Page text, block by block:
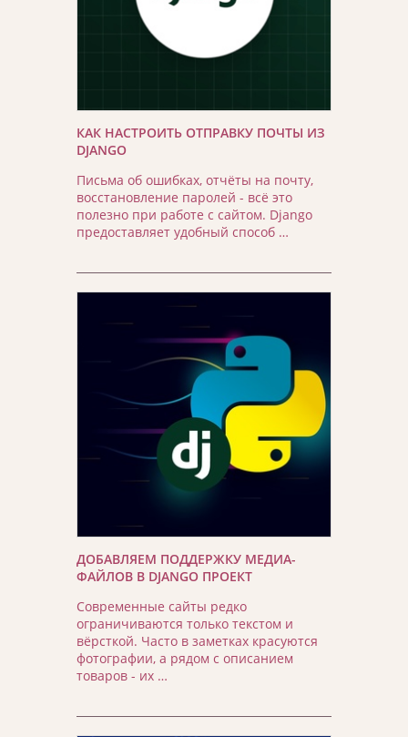
КАК НАСТРОИТЬ ОТПРАВКУ ПОЧТЫ ИЗ
DJANGO
Письма об ошибках, отчёты на почту,
восстановление паролей - всё это
полезно при работе с сайтом. Django
предоставляет удобный способ …
ДОБАВЛЯЕМ ПОДДЕРЖКУ МЕДИА-
ФАЙЛОВ В DJANGO ПРОЕКТ
Современные сайты редко
ограничиваются только текстом и
вёрсткой. Часто в заметках красуются
фотографии, а рядом с описанием
товаров - их …